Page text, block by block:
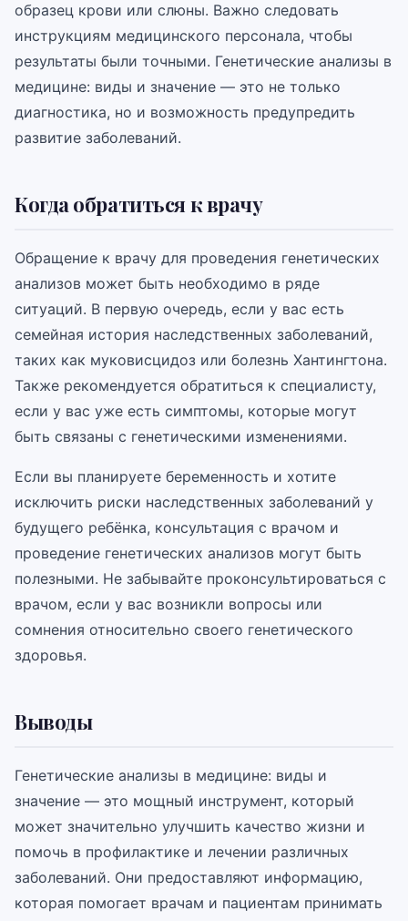
образец крови или слюны. Важно следовать
инструкциям медицинского персонала, чтобы
результаты были точными. Генетические анализы в
медицине: виды и значение — это не только
диагностика, но и возможность предупредить
развитие заболеваний.
Когда обратиться к врачу
Обращение к врачу для проведения генетических
анализов может быть необходимо в ряде
ситуаций. В первую очередь, если у вас есть
семейная история наследственных заболеваний,
таких как муковисцидоз или болезнь Хантингтона.
Также рекомендуется обратиться к специалисту,
если у вас уже есть симптомы, которые могут
быть связаны с генетическими изменениями.
Если вы планируете беременность и хотите
исключить риски наследственных заболеваний у
будущего ребёнка, консультация с врачом и
проведение генетических анализов могут быть
полезными. Не забывайте проконсультироваться с
врачом, если у вас возникли вопросы или
сомнения относительно своего генетического
здоровья.
Выводы
Генетические анализы в медицине: виды и
значение — это мощный инструмент, который
может значительно улучшить качество жизни и
помочь в профилактике и лечении различных
заболеваний. Они предоставляют информацию,
которая помогает врачам и пациентам принимать